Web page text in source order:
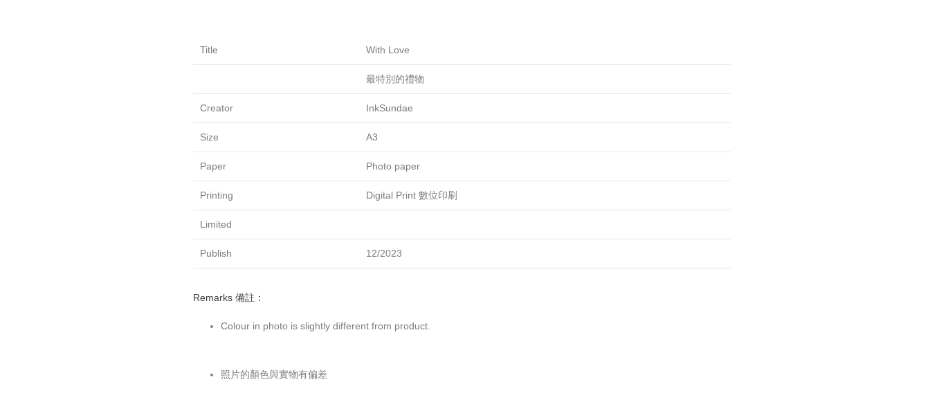
Title With Love
最特別的禮物
Creator InkSundae
Size A3
Paper Photo paper
Printing Digital Print 數位印刷
Limited
Publish 12/2023
Remarks 備註：
Colour in photo is slightly different from product.
照片的顏色與實物有偏差